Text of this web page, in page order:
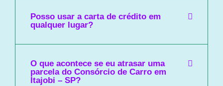
Posso usar a carta de crédito em
qualquer lugar?
O que acontece se eu atrasar uma
parcela do Consórcio de Carro em
Itajobi – SP?